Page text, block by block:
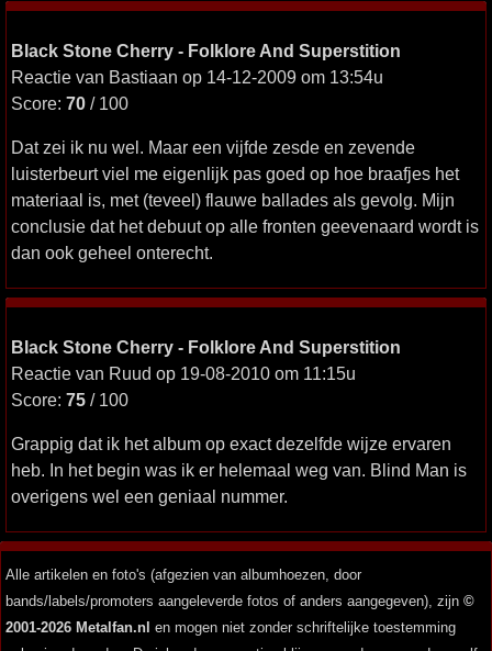
Black Stone Cherry - Folklore And Superstition
Reactie van Bastiaan op 14-12-2009 om 13:54u
Score: 70 / 100
Dat zei ik nu wel. Maar een vijfde zesde en zevende
luisterbeurt viel me eigenlijk pas goed op hoe braafjes het
materiaal is, met (teveel) flauwe ballades als gevolg. Mijn
conclusie dat het debuut op alle fronten geevenaard wordt is
dan ook geheel onterecht.
Black Stone Cherry - Folklore And Superstition
Reactie van Ruud op 19-08-2010 om 11:15u
Score: 75 / 100
Grappig dat ik het album op exact dezelfde wijze ervaren
heb. In het begin was ik er helemaal weg van. Blind Man is
overigens wel een geniaal nummer.
Alle artikelen en foto's (afgezien van albumhoezen, door
bands/labels/promoters aangeleverde fotos of anders aangegeven), zijn ©
2001-2026 Metalfan.nl en mogen niet zonder schriftelijke toestemming